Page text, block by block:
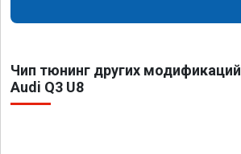
Чип тюнинг других модификаций
Audi Q3 U8